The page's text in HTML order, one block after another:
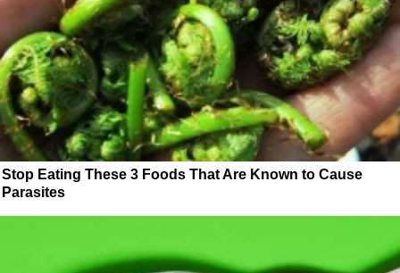
Stop Eating These 3 Foods That Are Known to Cause
Parasites